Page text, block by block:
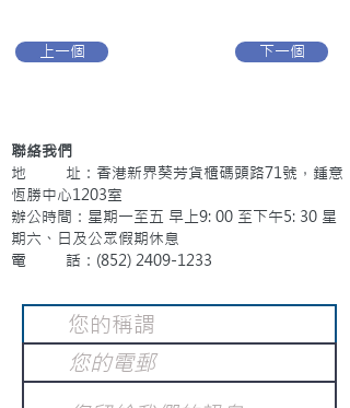
上一個 下一個
聯絡我們
地 址：香港新界葵芳貨櫃碼頭路71號，鍾意
恆勝中心1203室
辦公時間：星期一至五 早上9: 00 至下午5: 30 星
期六、日及公眾假期休息
電 話：(852) 2409-1233